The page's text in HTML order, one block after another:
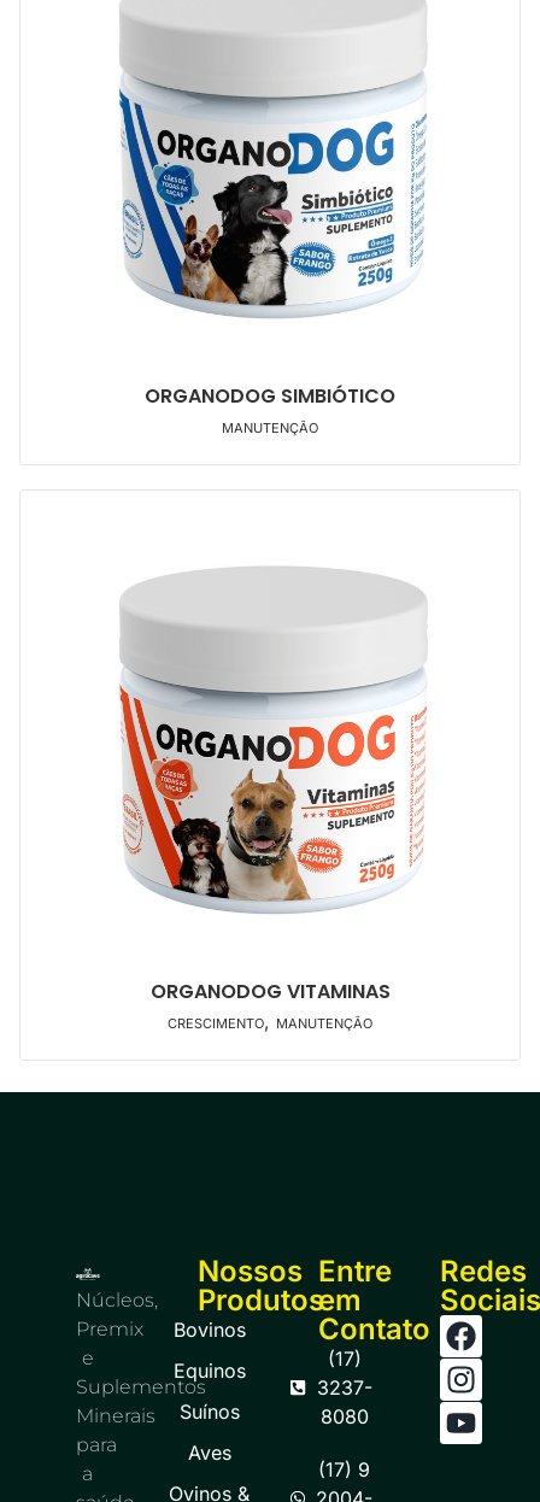
ORGANODOG SIMBIÓTICO
MANUTENÇÃO
ORGANODOG VITAMINAS
CRESCIMENTO, MANUTENÇÃO
Núcleos,
Premix
e
Suplementos
Minerais
para
a
Nossos
Produtos
Bovinos
Equinos
Suínos
Aves
Ovinos &
Entre
em
Contato
(17)
3237-
8080
(17) 9
Redes